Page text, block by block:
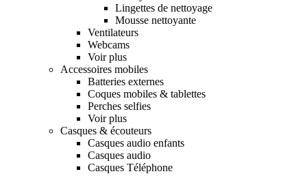
Lingettes de nettoyage
Mousse nettoyante
Ventilateurs
Webcams
Voir plus
Accessoires mobiles
Batteries externes
Coques mobiles & tablettes
Perches selfies
Voir plus
Casques & écouteurs
Casques audio enfants
Casques audio
Casques Téléphone